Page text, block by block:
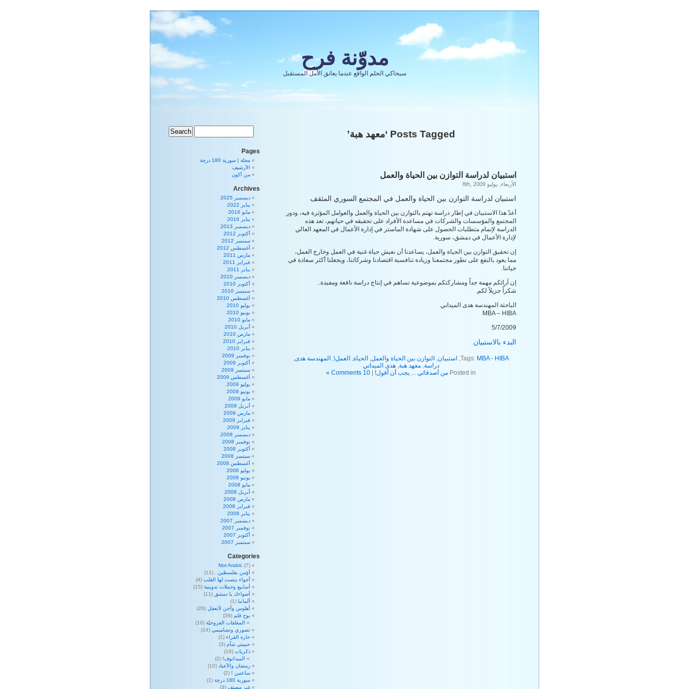
مدوّنة فرح
سيحاكي الحلم الواقع عندما يعانق الأمل المستقبل
Posts Tagged ‘معهد هبة’
استبيان لدراسة التوازن بين الحياة والعمل
الأربعاء, يوليو 8th, 2009
استبيان لدراسة التوازن بين الحياة والعمل في المجتمع السوري المثقف
أعدّ هذا الاستبيان في إطار دراسة تهتم بالتوازن بين الحياة والعمل والعوامل المؤثرة فيه، ودور
المجتمع والمؤسسات والشركات في مساعدة الأفراد على تحقيقه في حياتهم، تعد هذه
الدراسة لإتمام متطلبات الحصول على شهادة الماستر في إدارة الأعمال في المعهد العالي
لإدارة الأعمال في دمشق، سورية.
إن تحقيق التوازن بين الحياة والعمل، يساعدنا أن نعيش حياة غنية في العمل وخارج العمل،
مما يعود بالنفع على تطور مجتمعنا وزيادة تنافسية اقتصادنا وشركاتنا، ويجعلنا أكثر سعادة في
حياتنا.
إن آرائكم مهمة جداً ومشاركتكم بموضوعية تساهم في إنتاج دراسة نافعة ومفيدة..
شكراً جزيلاً لكم.
الباحثة المهندسة هدى الميداني
MBA – HIBA
5/7/2009
البدء بالاستبيان
Tags: MBA - HIBA
, استبيان, التوازن بين الحياة والعمل, الحياة, العمل\, المهندسة هدى,
دراسة,معهد هبة,هدى الميداني
Posted in من أصدقائي .., يجب أن أقول! 10 Comments »
Pages
مجلة | سورية 180 درجة
الأرشيف
من أكون
Archives
ديسمبر 2025
يناير 2022
مايو 2016
يناير 2016
ديسمبر 2013
أكتوبر 2012
سبتمبر 2012
أغسطس 2012
مارس 2011
فبراير 2011
يناير 2011
ديسمبر 2010
أكتوبر 2010
سبتمبر 2010
أغسطس 2010
يوليو 2010
يونيو 2010
مايو 2010
أبريل 2010
مارس 2010
فبراير 2010
يناير 2010
نوفمبر 2009
أكتوبر 2009
سبتمبر 2009
أغسطس 2009
يوليو 2009
يونيو 2009
مايو 2009
أبريل 2009
مارس 2009
فبراير 2009
يناير 2009
ديسمبر 2008
نوفمبر 2008
أكتوبر 2008
سبتمبر 2008
أغسطس 2008
يوليو 2008
يونيو 2008
مايو 2008
أبريل 2008
مارس 2008
فبراير 2008
يناير 2008
ديسمبر 2007
نوفمبر 2007
أكتوبر 2007
سبتمبر 2007
Categories
Not Arabic (7)
أؤمن بفلسطين..
(11)
أجواء ينصت لها القلب (4)
أسابيع وحملات تدوينية (15)
أضواءك يا دمشق (11)
ألمانيا (1)
أهلوس وأجن لأتعقل (26)
بوح قلم (39)
المعلقات الفروحيّة (10)
تصوري وتصاميمي (14)
حارة القراء (1)
حبيبتي شآم (3)
ذكريات (16)
الميدانوف! (2)
رمضان والأعياد (10)
ساعتين ! (2)
سورية 180 درجة
(1)
غير مصنف (3)